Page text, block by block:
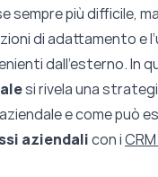
sempre più difficile,
di adattamento e
dall’esterno. In
si rivela una
e come può
aziendalicon i